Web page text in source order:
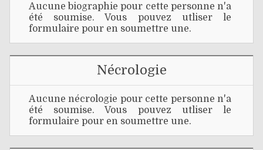
Aucune biographie pour cette personne n'a
été soumise. Vous pouvez utliser le
formulaire pour en soumettre une.
Nécrologie
Aucune nécrologie pour cette personne n'a
été soumise. Vous pouvez utliser le
formulaire pour en soumettre une.